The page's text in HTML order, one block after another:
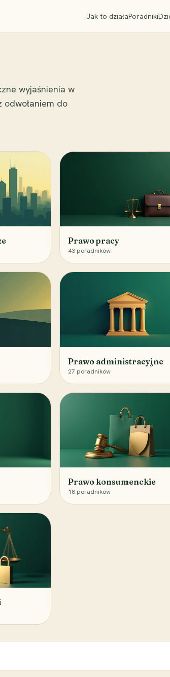
Jak to działaPoradniki
wyjaśnienia w
do
Prawo pracy
43 poradników
Prawo administracyjne
27 poradników
Prawo konsumenckie
18 poradników